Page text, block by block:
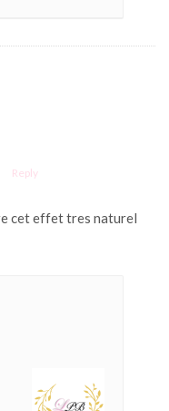
Reply
cet effet tres naturel